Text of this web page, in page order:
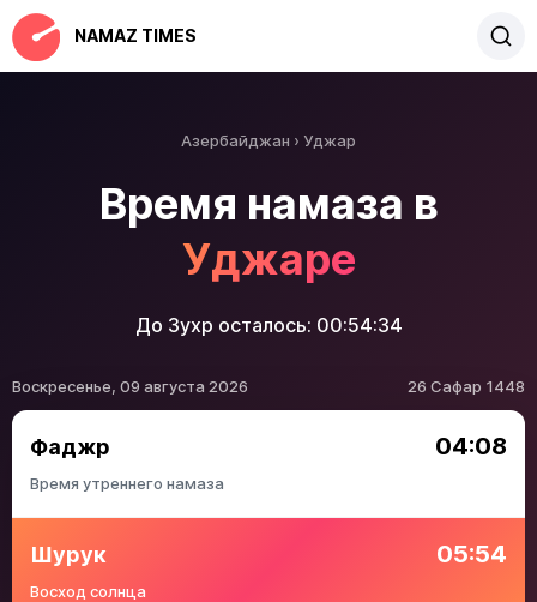
NAMAZ TIMES
Азербайджан Уджар
Время намаза в
Уджаре
До Зухр осталось: 00:54:34
Воскресенье, 09 августа 2026 26 Сафар 1448
Фаджр 04:08
Время утреннего намаза
Шурук 05:54
Восход солнца